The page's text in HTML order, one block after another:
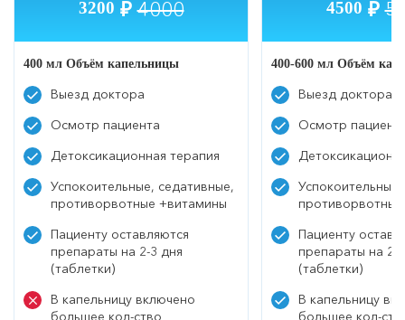
3200 ₽ 4000
400 мл Объём капельницы
Выезд доктора
Осмотр пациента
Детоксикационная терапия
Успокоительные, седативные,
противорвотные +витамины
Пациенту оставляются
препараты на 2-3 дня
(таблетки)
В капельницу включено
большее кол-ство
4500 ₽
400-600 мл Объём
Выезд доктора
Осмотр
Пациенту
препараты на 2-
(таблетки)
В капельницу
большее кол-